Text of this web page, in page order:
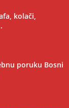
kolači,
poruku Bosni